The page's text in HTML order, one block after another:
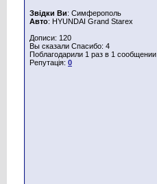
Звідки Ви: Симферополь
Авто: HYUNDAI Grand Starex
Дописи: 120
Вы сказали Спасибо: 4
Поблагодарили 1 раз в 1 сообщении
Репутація: 0